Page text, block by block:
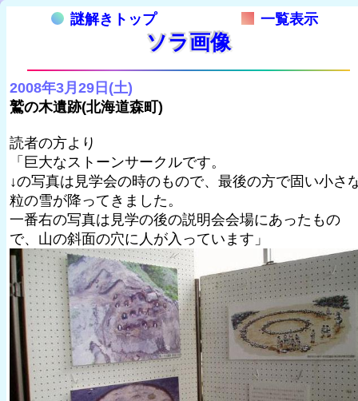
謎解きトップ 一覧表示
ソラ画像
2008年3月29日(土)
鷲の木遺跡(北海道森町)
読者の方より
「巨大なストーンサークルです。
↓の写真は見学会の時のもので、最後の方で固い小さ
粒の雪が降ってきました。
一番右の写真は見学の後の説明会会場にあったもの
で、山の斜面の穴に人が入っています」